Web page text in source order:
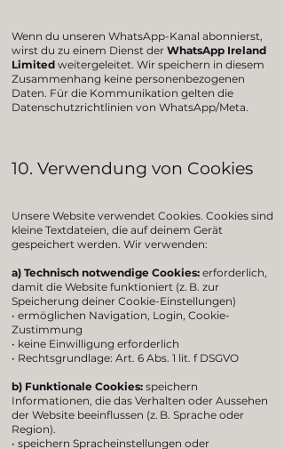
Wenn du unseren WhatsApp-Kanal abonnierst,
wirst du zu einem Dienst der WhatsApp Ireland
Limited weitergeleitet. Wir speichern in diesem
Zusammenhang keine personenbezogenen
Daten. Für die Kommunikation gelten die
Datenschutzrichtlinien von WhatsApp/Meta.
10. Verwendung von Cookies
Unsere Website verwendet Cookies. Cookies sind
kleine Textdateien, die auf deinem Gerät
gespeichert werden. Wir verwenden:
a) Technisch notwendige Cookies: erforderlich,
damit die Website funktioniert (z. B. zur
Speicherung deiner Cookie-Einstellungen)
• ermöglichen Navigation, Login, Cookie-
Zustimmung
• keine Einwilligung erforderlich
• Rechtsgrundlage: Art. 6 Abs. 1 lit. f DSGVO
b) Funktionale Cookies: speichern
Informationen, die das Verhalten oder Aussehen
der Website beeinflussen (z. B. Sprache oder
Region).
• speichern Spracheinstellungen oder